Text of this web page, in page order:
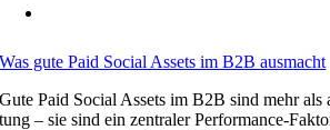
Was gute Paid So­cial As­sets im B2B aus­macht
Gute Paid So­cial As­sets im B2B sind mehr als
tung – sie sind ein zen­tra­ler Per­for­mance-